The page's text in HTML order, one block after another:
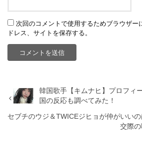
次回のコメントで使用するためブラウザー
ドレス、サイトを保存する。
韓国歌手【キムナヒ】プロフィ
国の反応も調べてみた！
セブチのウジ＆TWICEジヒョが仲がいい
交際